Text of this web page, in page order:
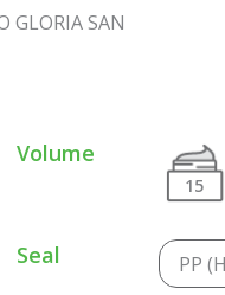
GLORIA SAN
Volume
15
Seal PP